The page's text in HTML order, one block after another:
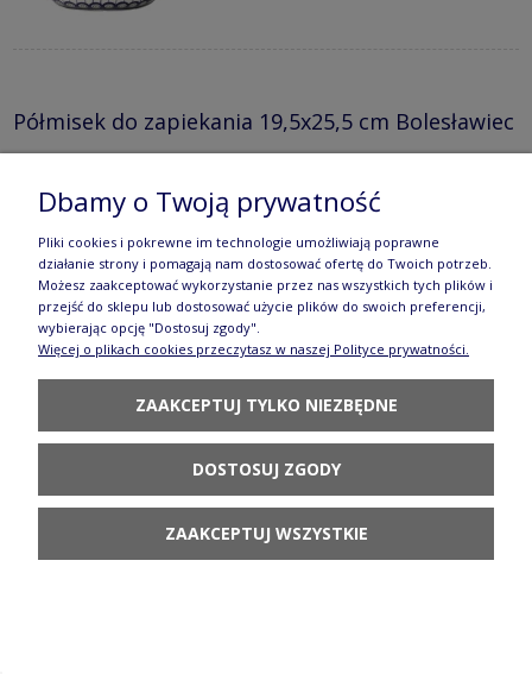
Półmisek do zapiekania 19,5x25,5 cm Bolesławiec
POWIADOM O
DOSTĘPNOŚCI
Półmisek do zapiekania 22,0 x 31,0 cm
Bolesławiec GU350DEK8
232,90 zł
DO KOSZYKA
Dbamy o Twoją prywatność
Pliki cookies i pokrewne im technologie umożliwiają poprawne
działanie strony i pomagają nam dostosować ofertę do Twoich potrzeb.
Możesz zaakceptować wykorzystanie przez nas wszystkich tych plików i
przejść do sklepu lub dostosować użycie plików do swoich preferencji,
wybierając opcję "Dostosuj zgody".
Więcej o plikach cookies przeczytasz w naszej Polityce prywatności.
ZAAKCEPTUJ TYLKO NIEZBĘDNE
DOSTOSUJ ZGODY
ZAAKCEPTUJ WSZYSTKIE